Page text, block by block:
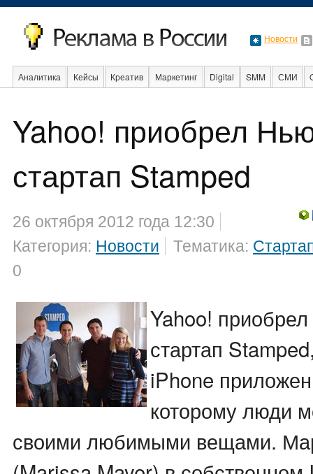
Новости
Аналитика Кейсы Креатив Маркетинг Digital SMM СМИ
Yahoo! приобрел
стартап Stamped
26 октября 2012 года 12:30
Категория: Новости Тематика:
0
Yahoo!
стартап
iPhone
которому люди
своими любимыми вещами.